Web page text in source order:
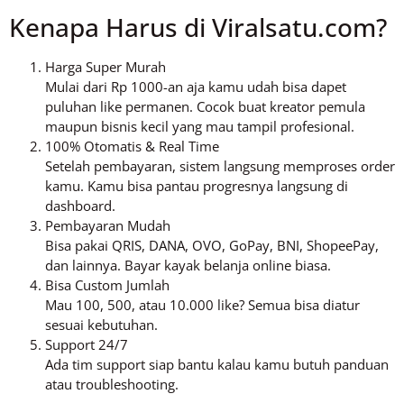
Kenapa Harus di Viralsatu.com?
Harga Super Murah
Mulai dari Rp 1000-an aja kamu udah bisa dapet
puluhan like permanen. Cocok buat kreator pemula
maupun bisnis kecil yang mau tampil profesional.
100% Otomatis & Real Time
Setelah pembayaran, sistem langsung memproses order
kamu. Kamu bisa pantau progresnya langsung di
dashboard.
Pembayaran Mudah
Bisa pakai QRIS, DANA, OVO, GoPay, BNI, ShopeePay,
dan lainnya. Bayar kayak belanja online biasa.
Bisa Custom Jumlah
Mau 100, 500, atau 10.000 like? Semua bisa diatur
sesuai kebutuhan.
Support 24/7
Ada tim support siap bantu kalau kamu butuh panduan
atau troubleshooting.